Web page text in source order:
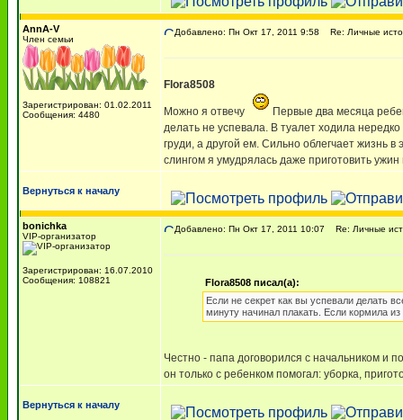
AnnA-V
Член семьи
Зарегистрирован: 01.02.2011
Сообщения: 4480
Добавлено: Пн Окт 17, 2011 9:58 Re: Личные
Flora8508
Можно я отвечу
Первые два месяца
делать не успевала. В туалет ходила
груди, а другой ем. Сильно облегчает жизнь
слингом я умудрялась даже приготовить ужин
Вернуться к началу
bonichka
VIP-организатор
Зарегистрирован: 16.07.2010
Сообщения: 108821
Добавлено: Пн Окт 17, 2011 10:07 Re: Личные
Flora8508 писал(а):
Если не секрет как вы успевали делать
минуту начинал плакать. Если кормила из
Честно - папа договорился с начальником и
он только с ребенком помогал: уборка,
Вернуться к началу